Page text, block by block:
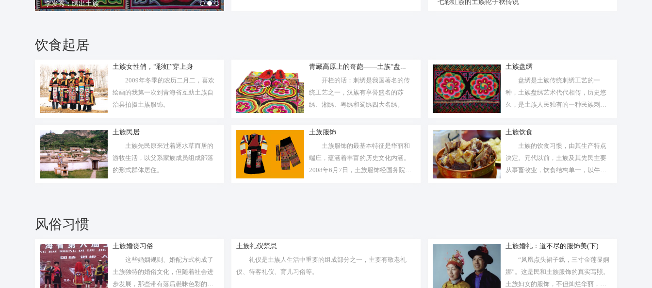
李发秀：绣出土族 七彩虹霞的土族轮子秋传说
饮食起居
土族女性俏，“彩虹”穿上身
2009年冬季的农历二月二，喜欢
绘画的我第一次到青海省互助土族自
治县拍摄土族服饰。
青藏高原上的奇葩——土族“盘...
开栏的话：刺绣是我国著名的传
统工艺之一，汉族有享誉盛名的苏
绣、湘绣、粤绣和蜀绣四大名绣。
土族盘绣
盘绣是土族传统刺绣工艺的一
种，土族盘绣艺术代代相传，历史悠
久，是土族人民独有的一种民族刺绣
土族民居
土族先民原来过着逐水草而居的
游牧生活，以父系家族成员组成部落
的形式群体居住。
土族服饰
土族服饰的最基本特征是华丽和
端庄，蕴涵着丰富的历史文化内涵。
2008年6月7日，土族服饰经国务院批
土族饮食
土族的饮食习惯，由其生产特点
决定。元代以前，土族及其先民主要
从事畜牧业，饮食结构单一，以牛羊
风俗习惯
土族婚丧习俗
这些婚姻规则、婚配方式构成了
土族独特的婚俗文化，但随着社会进
步发展，那些带有落后愚昧色彩的婚
土族礼仪禁忌
礼仪是土族人生活中重要的组成部分之一，主要有敬老礼
仪、待客礼仪、育儿习俗等。
土族婚礼：道不尽的服饰美(下)
“凤凰点头裙子飘，三寸金莲显婀
娜”。这是民和土族服饰的真实写照。
土族妇女的服饰，不但灿烂华丽，其